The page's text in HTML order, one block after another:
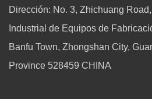
Dirección: No. 3, Zhichuang
Industrial de Equipos de
Banfu Town, Zhongshan City,
Province 528459 CHINA